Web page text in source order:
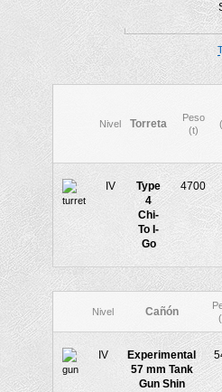
Nivel Torreta
Peso
(t)
IV
Type
4
Chi-
To I-
Go
4700
Nivel Cañón
IV
Experimental
57 mm Tank
Gun Shin